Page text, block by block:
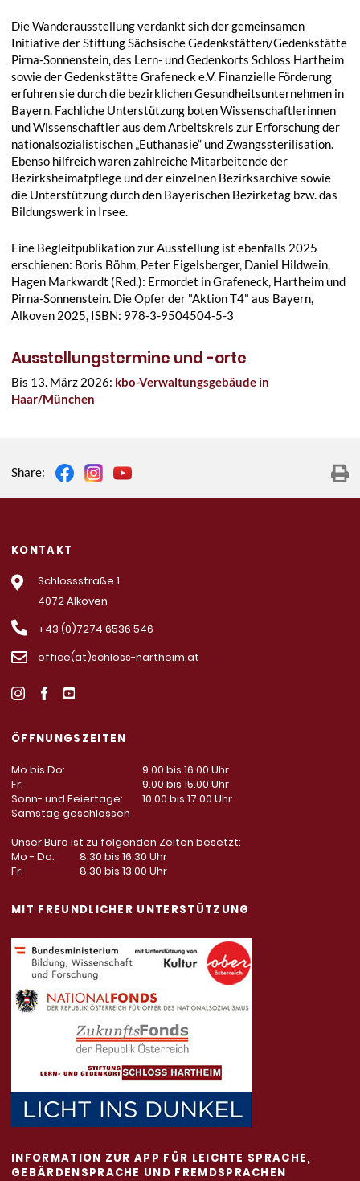
Die Wanderausstellung verdankt sich der gemeinsamen
Initiative der Stiftung Sächsische Gedenkstätten/Gedenkstätte
Pirna-Sonnenstein, des Lern- und Gedenkorts Schloss Hartheim
sowie der Gedenkstätte Grafeneck e.V. Finanzielle Förderung
erfuhren sie durch die bezirklichen Gesundheitsunternehmen in
Bayern. Fachliche Unterstützung boten Wissenschaftlerinnen
und Wissenschaftler aus dem Arbeitskreis zur Erforschung der
nationalsozialistischen „Euthanasie“ und Zwangssterilisation.
Ebenso hilfreich waren zahlreiche Mitarbeitende der
Bezirksheimatpflege und der einzelnen Bezirksarchive sowie
die Unterstützung durch den Bayerischen Bezirketag bzw. das
Bildungswerk in Irsee.
Eine Begleitpublikation zur Ausstellung ist ebenfalls 2025
erschienen: Boris Böhm, Peter Eigelsberger, Daniel Hildwein,
Hagen Markwardt (Red.): Ermordet in Grafeneck, Hartheim und
Pirna-Sonnenstein. Die Opfer der "Aktion T4" aus Bayern,
Alkoven 2025, ISBN: 978-3-9504504-5-3
Ausstellungstermine und -orte
Bis 13. März 2026: kbo-Verwaltungsgebäude in
Haar/München
Share:
KONTAKT
Schlossstraße 1
4072 Alkoven
+43 (0)7274 6536 546
office(at)schloss-hartheim.at
ÖFFNUNGSZEITEN
Mo bis Do:
9.00 bis 16.00 Uhr
Fr:
9.00 bis 15.00 Uhr
Sonn- und Feiertage:
10.00 bis 17.00 Uhr
Samstag geschlossen
Unser Büro ist zu folgenden Zeiten besetzt:
Mo - Do:
8.30 bis 16.30 Uhr
Fr:
8.30 bis 13.00 Uhr
MIT FREUNDLICHER UNTERSTÜTZUNG
INFORMATION ZUR APP FÜR LEICHTE SPRACHE,
GEBÄRDENSPRACHE UND FREMDSPRACHEN